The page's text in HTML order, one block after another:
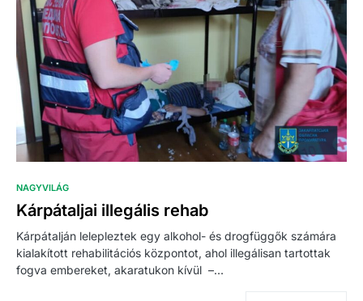
NAGYVILÁG
Kárpátaljai illegális rehab
Kárpátalján lelepleztek egy alkohol- és drogfüggők számára
kialakított rehabilitációs központot, ahol illegálisan tartottak
fogva embereket, akaratukon kívül –…